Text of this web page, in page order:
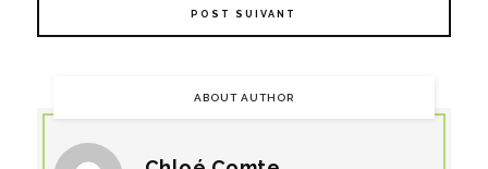
POST SUIVANT
ABOUT AUTHOR